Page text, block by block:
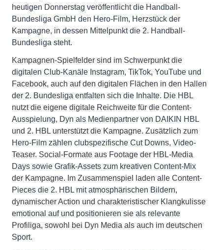
heutigen Donnerstag veröffentlicht die Handball-
Bundesliga GmbH den Hero-Film, Herzstück der
Kampagne, in dessen Mittelpunkt die 2. Handball-
Bundesliga steht.
Kampagnen-Spielfelder sind im Schwerpunkt die
digitalen Club-Kanäle Instagram, TikTok, YouTube und
Facebook, auch auf den digitalen Flächen in den Hallen
der 2. Bundesliga entfalten sich die Inhalte. Die HBL
nutzt die eigene digitale Reichweite für die Content-
Ausspielung, Dyn als Medienpartner von DAIKIN HBL
und 2. HBL unterstützt die Kampagne. Zusätzlich zum
Hero-Film zählen clubspezifische Cut Downs, Video-
Teaser. Social-Formate aus Footage der HBL-Media
Days sowie Grafik-Assets zum kreativen Content-Mix
der Kampagne. Im Zusammenspiel laden alle Content-
Pieces die 2. HBL mit atmosphärischen Bildern,
dynamischer Action und charakteristischer Klangkulisse
emotional auf und positionieren sie als relevante
Profiliga, sowohl bei Dyn Media als auch im deutschen
Sport.